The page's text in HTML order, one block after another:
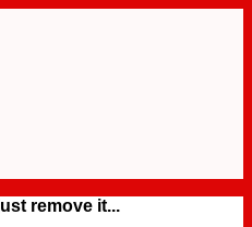
remove it...